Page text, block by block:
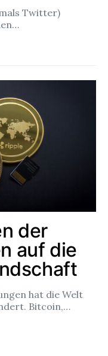
Twitter)
der
auf die
hat die Welt
Bitcoin,…